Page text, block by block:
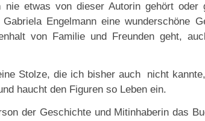
nie etwas von dieser Autorin gehört oder
Gabriela Engelmann eine wunderschöne
von Familie und Freunden geht,
Stolze, die ich bisher auch nicht
haucht den Figuren so Leben ein.
der Geschichte und Mitinhaberin das